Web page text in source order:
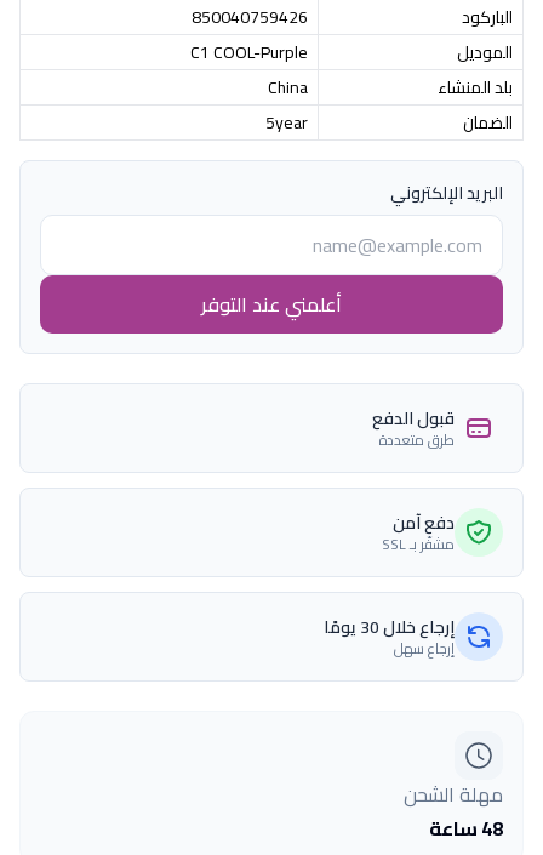
الباركود
850040759426
الموديل
C1 COOL-Purple
بلد المنشاء
China
الضمان
5year
البريد الإلكتروني
أعلمني عند التوفر
قبول الدفع
طرق متعددة
دفع آمن
مشفّر بـ SSL
إرجاع خلال 30 يومًا
إرجاع سهل
مهلة الشحن
48 ساعة